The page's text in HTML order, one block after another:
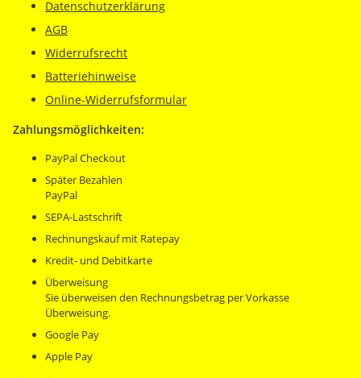
Datenschutzerklärung
AGB
Widerrufsrecht
Batteriehinweise
Online-Widerrufsformular
Zahlungsmöglichkeiten:
PayPal Checkout
Später Bezahlen
PayPal
SEPA-Lastschrift
Rechnungskauf mit Ratepay
Kredit- und Debitkarte
Überweisung
Sie überweisen den Rechnungsbetrag per Vorkasse
Überweisung.
Google Pay
Apple Pay